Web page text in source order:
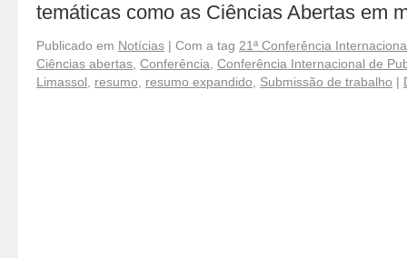
temáticas como as Ciências Abertas em
Publicado em Notícias | Com a tag 21ª Conferência
Ciências abertas Conferência Conferência Internacional de
Limassol
resumo resumo expandido Submissão de trabalho |